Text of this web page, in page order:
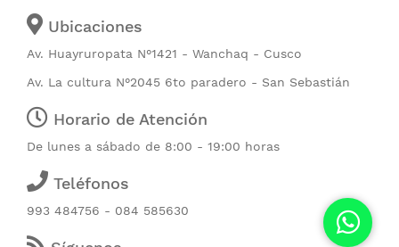
Ubicaciones
Av. Huayruropata N°1421 - Wanchaq - Cusco
Av. La cultura N°2045 6to paradero - San Sebastián
Horario de Atención
De lunes a sábado de 8:00 - 19:00 horas
Teléfonos
993 484756 - 084 585630